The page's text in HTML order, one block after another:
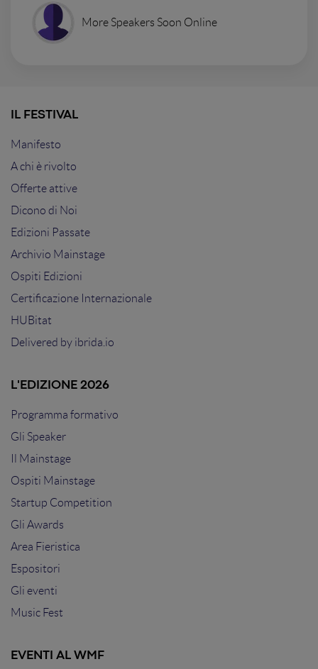
More Speakers Soon Online
IL FESTIVAL
Manifesto
A chi è rivolto
Offerte attive
Dicono di Noi
Edizioni Passate
Archivio Mainstage
Ospiti Edizioni
Certificazione Internazionale
HUBitat
Delivered by ibrida.io
L'EDIZIONE 2026
Programma formativo
Gli Speaker
Il Mainstage
Ospiti Mainstage
Startup Competition
Gli Awards
Area Fieristica
Espositori
Gli eventi
Music Fest
EVENTI AL WMF